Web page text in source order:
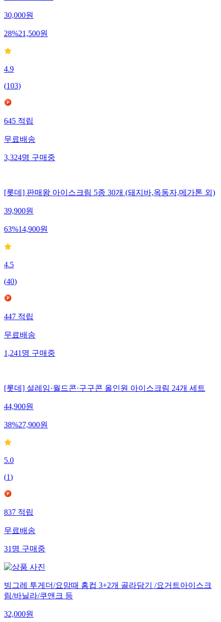
30,000원
28%21,500원
4.9
(103)
645 적립
무료배송
3,324명 구매중
[롯데] 판매왕 아이스크림 5종 30개 (돼지바,옥동자,메가톤 외)
39,900원
63%14,900원
4.5
(40)
447적립
무료배송
1,241명구매중
[롯데] 설레임·월드콘·구구콘 올인원 아이스크림 24개 세트
44,900원
38%27,900원
5.0
(1)
837적립
무료배송
31명구매중
빙그레 투게더/요맘때 홈컵 3+2개 골라담기 /요거트아이스크
림/바닐라/쿠앤크 등
32,000원